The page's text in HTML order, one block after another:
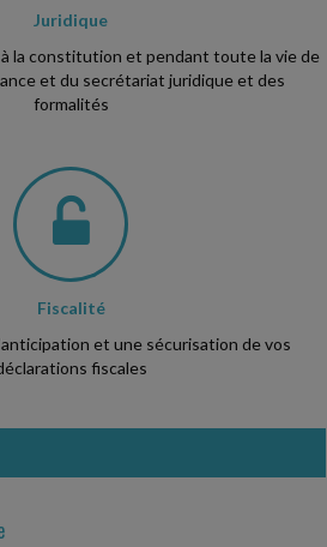
Juridique
la constitution et pendant toute la vie de
et du secrétariat juridique et des
formalités
Fiscalité
et une sécurisation de vos
fiscales